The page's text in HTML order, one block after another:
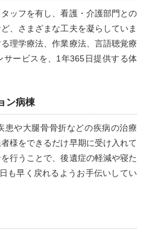
ッフを有し、看護・介護部門との
、さまざまな工夫を凝らしていま
理学療法、作業療法、言語聴覚療
サービスを、1年365日提供する体
ン病棟
患や大腿骨骨折などの疾病の治療
様をできるだけ早期に受け入れて
行うことで、後遺症の軽減や寝た
も早く戻れるようお手伝いしてい